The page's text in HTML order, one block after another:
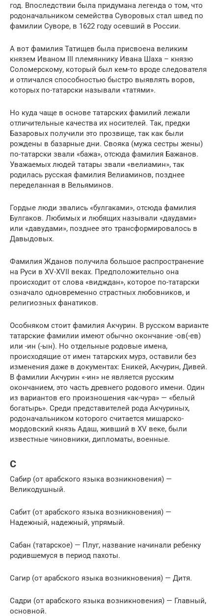
год. Впоследствии была придумана легенда о том, что
родоначальником семейства Суворовых стал швед по
фамилии Суворе, в 1622 году осевший в России.
А вот фамилия Татищев была присвоена великим
князем Иваном III племяннику Ивана Шаха – князю
Соломерскому, который был кем-то вроде следователя
и отличался способностью быстро выявлять воров,
которых по-татарски называли «татями».
Но куда чаще в основе татарских фамилий лежали
отличительные качества их носителей. Так, предки
Базаровых получили это прозвище, так как были
рождены в базарные дни. Свояка (мужа сестры жены)
по-татарски звали «бажа», отсюда фамилия Бажанов.
Уважаемых людей татары звали «велиамин», так
родилась русская фамилия Велиаминов, позднее
переделанная в Вельяминов.
Гордые люди звались «булгаками», отсюда фамилия
Булгаков. Любимых и любящих называли «даудами»
или «давудами», позднее это трансформировалось в
Давыдовых.
Фамилия Жданов получила большое распространение
на Руси в XV-XVII веках. Предположительно она
происходит от слова «видждан», которое по-татарски
означало одновременно страстных любовников, и
религиозных фанатиков.
Особняком стоит фамилия Акчурин. В русском варианте
татарские фамилии имеют обычно окончание -ов(-ев)
или -ин (-ын). Но отдельные родовые имена,
происходящие от имен татарских мурз, оставили без
изменения даже в документах: Еникей, Акчурин, Дивей.
В фамилии Акчурин «-ин» не является русским
окончанием, это часть древнего родового имени. Один
из вариантов его произношения «ак-чура» — «белый
богатырь». Среди представителей рода Акчуриных,
родоначальником которого считается мишарско-
мордовский князь Адаш, живший в XV веке, были
известные чиновники, дипломаты, военные.
С
Сабир (от арабского языка возникновения) —
Великодушный.
Сабит (от арабского языка возникновения) —
Надежный, надежный, упрямый.
Сабан (татарское) — Плуг, название начинали ребенку
родившемуся в период пахоты.
Сагир (от арабского языка возникновения) — Дитя.
Садри (от арабского языка возникновения) — Главный,
основной.